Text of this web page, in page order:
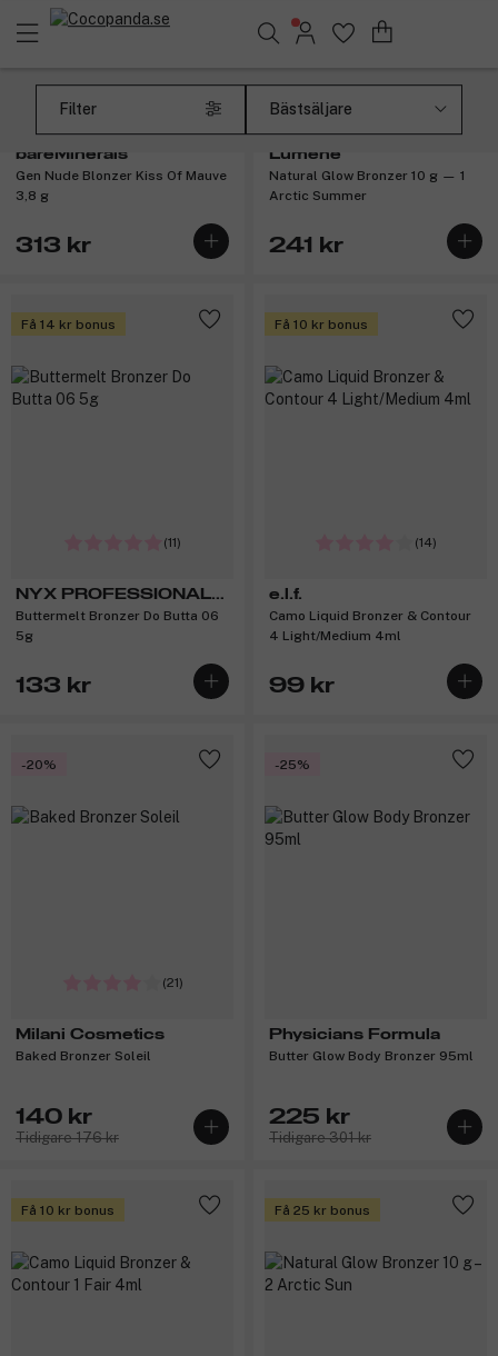
Filter
bareMinerals
Gen Nude Blonzer Kiss Of Mauve
3,8 g
313 kr
Lumene
Natural Glow Bronzer 10 g — 1
Arctic Summer
241 kr
Få 14 kr bonus
(11)
NYX PROFESSIONAL
MAKEUP
Buttermelt Bronzer Do Butta 06
5g
133 kr
Få 10 kr bonus
(14)
e.l.f.
Camo Liquid Bronzer & Contour
4 Light/Medium 4ml
99 kr
-20%
(21)
Milani Cosmetics
Baked Bronzer Soleil
140 kr
Tidigare 176 kr
-25%
Physicians Formula
Butter Glow Body Bronzer 95ml
225 kr
Tidigare 301 kr
Få 10 kr bonus Få 25 kr bonus